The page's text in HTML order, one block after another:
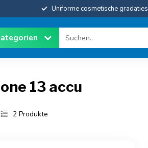
Uniforme cosmetische gradaties
13 accu
2 Produkte